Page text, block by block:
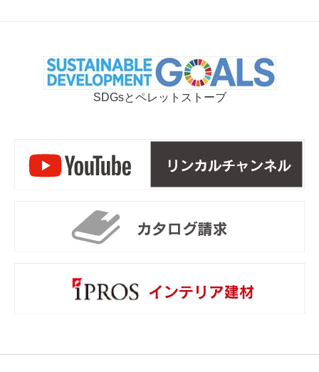
SDGsとペレットストーブ